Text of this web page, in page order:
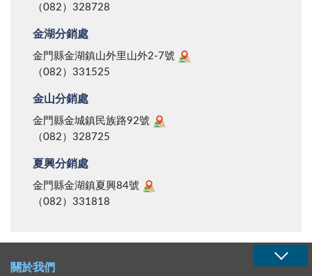
（082）328728
金湖分銷處
金門縣金湖鎮山外里山外2-7號
（082）331525
金山分銷處
金門縣金城鎮民族路92號
（082）328725
夏興分銷處
金門縣金湖鎮夏興84號
（082）331818
關於我們